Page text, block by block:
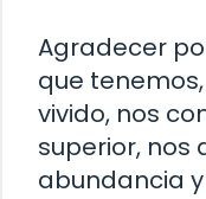
Agradecer
que
vivido, nos
superior, nos
abundancia